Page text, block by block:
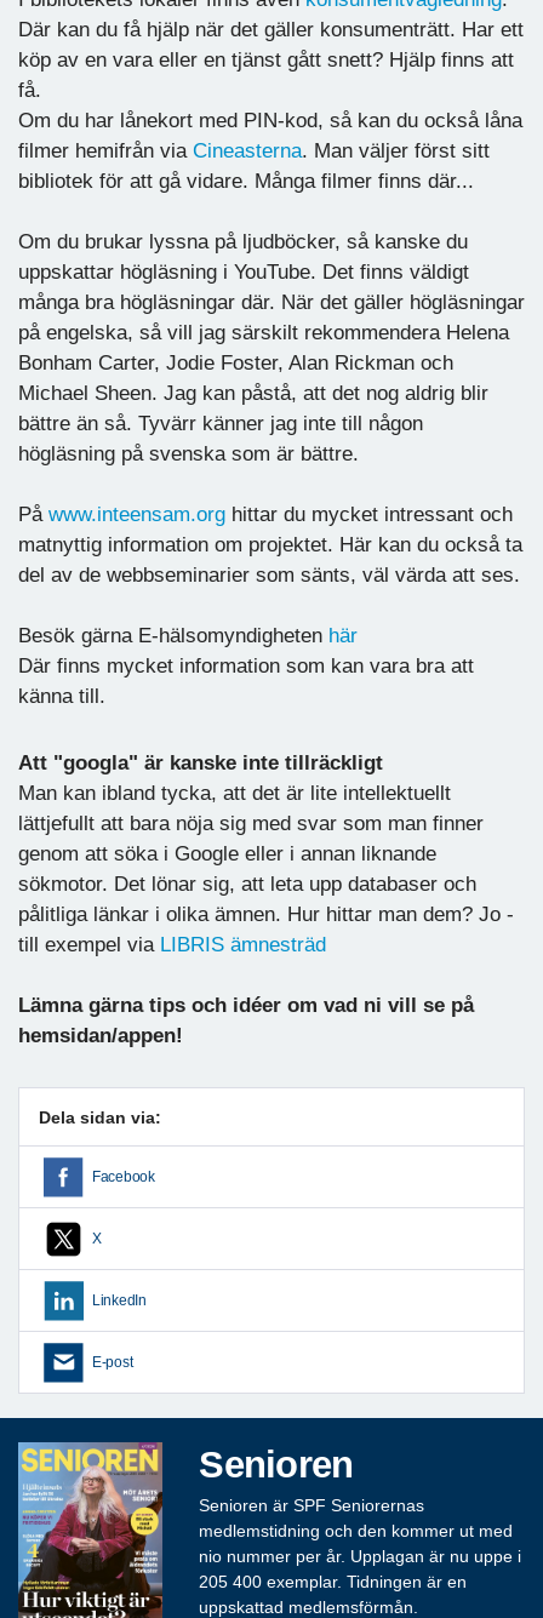
Där kan du få hjälp när det gäller konsumenträtt. Har ett
köp av en vara eller en tjänst gått snett? Hjälp finns att
få.
Om du har lånekort med PIN-kod, så kan du också låna
filmer hemifrån via Cineasterna. Man väljer först sitt
bibliotek för att gå vidare. Många filmer finns där...
Om du brukar lyssna på ljudböcker, så kanske du
uppskattar högläsning i YouTube. Det finns väldigt
många bra högläsningar där. När det gäller högläsningar
på engelska, så vill jag särskilt rekommendera Helena
Bonham Carter, Jodie Foster, Alan Rickman och
Michael Sheen. Jag kan påstå, att det nog aldrig blir
bättre än så. Tyvärr känner jag inte till någon
högläsning på svenska som är bättre.
På www.inteensam.org hittar du mycket intressant och
matnyttig information om projektet. Här kan du också ta
del av de webbseminarier som sänts, väl värda att ses.
Besök gärna E-hälsomyndigheten här
Där finns mycket information som kan vara bra att
känna till.
Att "googla" är kanske inte tillräckligt
Man kan ibland tycka, att det är lite intellektuellt
lättjefullt att bara nöja sig med svar som man finner
genom att söka i Google eller i annan liknande
sökmotor. Det lönar sig, att leta upp databaser och
pålitliga länkar i olika ämnen. Hur hittar man dem? Jo -
till exempel via LIBRIS ämnesträd
Lämna gärna tips och idéer om vad ni vill se på
hemsidan/appen!
Dela sidan via:
Facebook
X
LinkedIn
E-post
Senioren
Senioren är SPF Seniorernas
medlemstidning och den kommer ut med
nio nummer per år. Upplagan är nu uppe i
205 400 exemplar. Tidningen är en
uppskattad medlemsförmån.